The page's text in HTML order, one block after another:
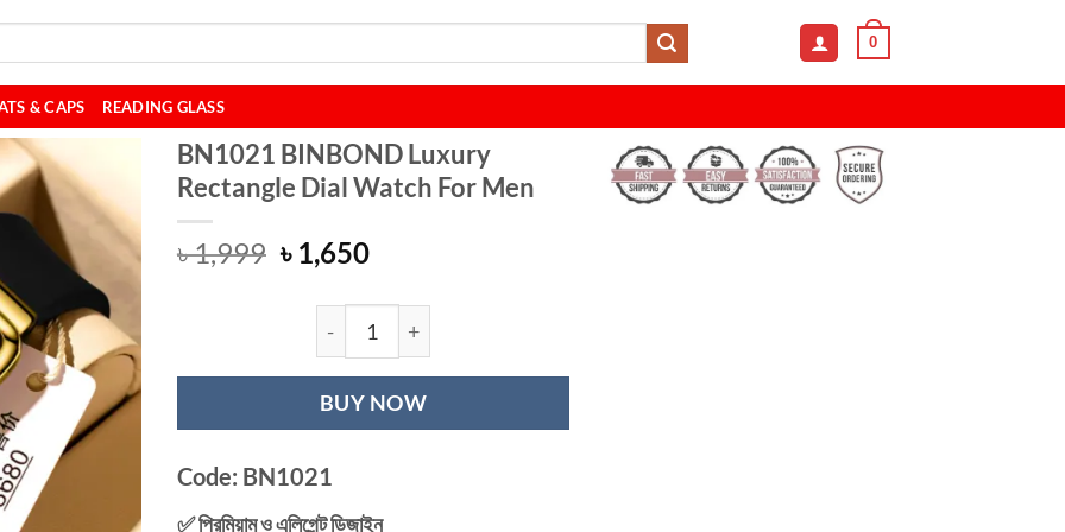
0
& CAPS READING GLASS
BN1021 BINBOND Luxury
Rectangle Dial Watch For Men
৳1,999 Original
price
was:
৳ 1,999.
৳ 1,650Current
is:
৳ 1,650.
BN1021 BINBOND Luxury Rectangle Dial Watch For Men quantity
BUY NOW
Code: BN1021
✅ প্রিমিয়াম ও এলিগেন্ট ডিজাইন